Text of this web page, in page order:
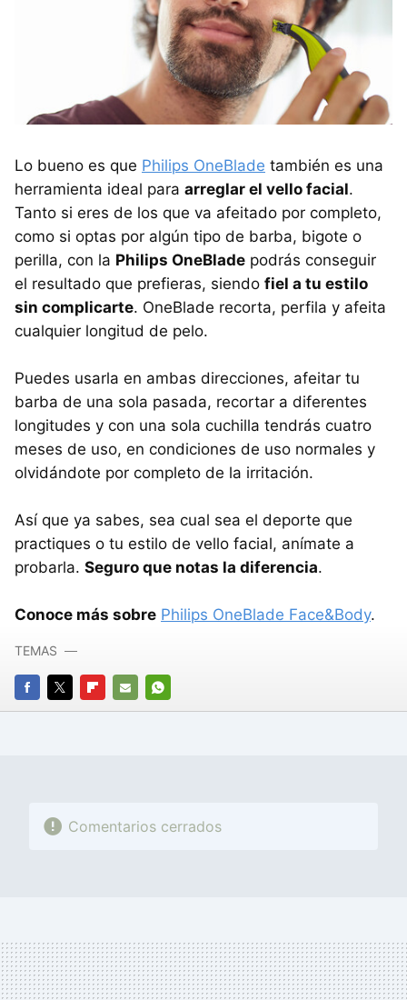
Lo bueno es que Philips OneBlade también es una
herramienta ideal para arreglar el vello facial.
Tanto si eres de los que va afeitado por completo,
como si optas por algún tipo de barba, bigote o
perilla, con la Philips OneBlade podrás conseguir
el resultado que prefieras, siendo fiel a tu estilo
sin complicarte. OneBlade recorta, perfila y afeita
cualquier longitud de pelo.
Puedes usarla en ambas direcciones, afeitar tu
barba de una sola pasada, recortar a diferentes
longitudes y con una sola cuchilla tendrás cuatro
meses de uso, en condiciones de uso normales y
olvidándote por completo de la irritación.
Así que ya sabes, sea cual sea el deporte que
practiques o tu estilo de vello facial, anímate a
probarla. Seguro que notas la diferencia.
Conoce más sobre Philips OneBlade Face&Body.
FACEBOOK
TWITTERFLIPBOARD
E-
WHATSAPP
TEMAS
Comentarios cerrados